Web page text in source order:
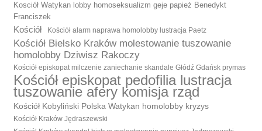
Kosciół Watykan lobby homoseksualizm geje papież Benedykt
Franciszek
Kościół Kościół alarm naprawa homolobby lustracja Paetz
Kościół Bielsko Kraków molestowanie tuszowanie
homolobby Dziwisz Rakoczy
Kościół episkopat milczenie zaniechanie skandale Głódź Gdańsk prymas
Kościół episkopat pedofilia lustracja
tuszowanie afery komisja rząd
Kościół Kobyliński Polska Watykan homolobby kryzys
Kościół Kraków Jędraszewski